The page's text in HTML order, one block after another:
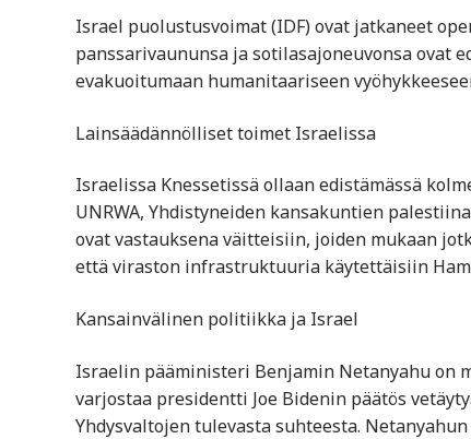
Israel puolustusvoimat (IDF) ovat jatkaneet
panssarivaununsa ja sotilasajoneuvonsa ovat
evakuoitumaan humanitaariseen
Lainsäädännölliset toimet Israelissa
Israelissa Knessetissä ollaan edistämässä
UNRWA, Yhdistyneiden kansakuntien
ovat vastauksena väitteisiin, joiden mukaan
että viraston infrastruktuuria käytettäisiin
Kansainvälinen politiikka ja Israel
Israelin pääministeri Benjamin Netanyahu on
varjostaa presidentti Joe Bidenin päätös
Yhdysvaltojen tulevasta suhteesta.